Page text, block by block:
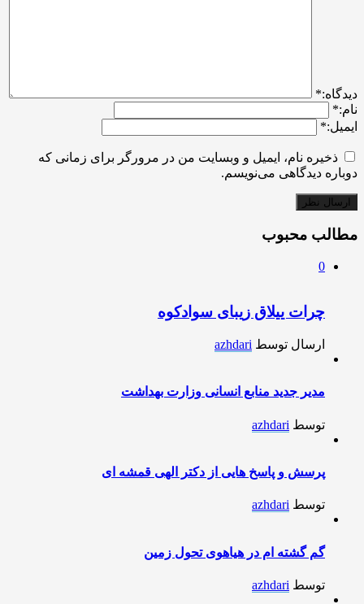
ديدگاه:*
نام:*
ایمیل:*
ذخیره نام، ایمیل و وبسایت من در مرورگر برای زمانی که
دوباره دیدگاهی می‌نویسم.
مطالب محبوب
0
چرات ییلاق زیبای سوادکوه
ارسال توسط azhdari
مدیر جدید منابع انسانی وزارت بهداشت
توسط azhdari
پرسش و پاسخ هایی از دکتر الهی قمشه ای
توسط azhdari
گم گشته ام در هیاهوی تحول زمین
توسط azhdari